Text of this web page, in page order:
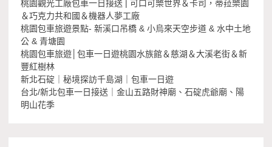
桃園觀光工廠包車一日接送 | 可口可樂世界＆卡司，蒂菈樂園
＆巧克力共和國＆機器人夢工廠
桃園包車旅遊景點- 新溪口吊橋 & 小烏來天空步道 & 水中土地
公 & 青塘園
桃園包車旅遊│包車一日遊桃園水族館＆慈湖＆大溪老街＆新
豐紅樹林
新北石碇｜秘境探訪千島湖｜包車一日遊
台北/新北包車一日接送｜金山五路財神廟、石碇虎爺廟、陽
明山花季